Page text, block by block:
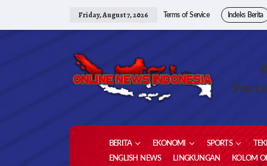
Friday, August 7, 2026 Terms of Service Indeks Berita
BERITA EKONOMI SPORTS
ENGLISH NEWS
LINGKUNGAN KOLOM